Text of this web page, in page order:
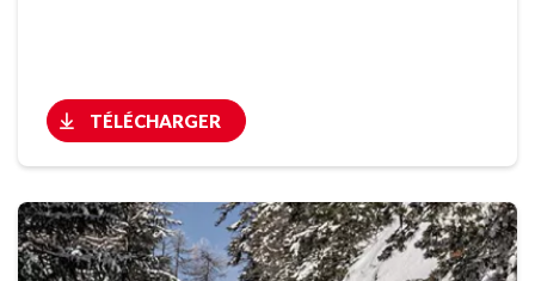
TÉLÉCHARGER